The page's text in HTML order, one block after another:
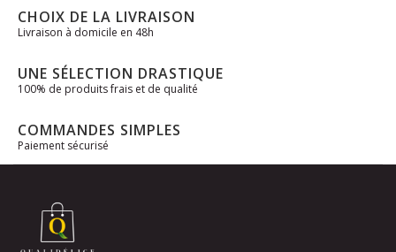
CHOIX DE LA LIVRAISON
Livraison à domicile en 48h
UNE SÉLECTION DRASTIQUE
100% de produits frais et de qualité
COMMANDES SIMPLES
Paiement sécurisé